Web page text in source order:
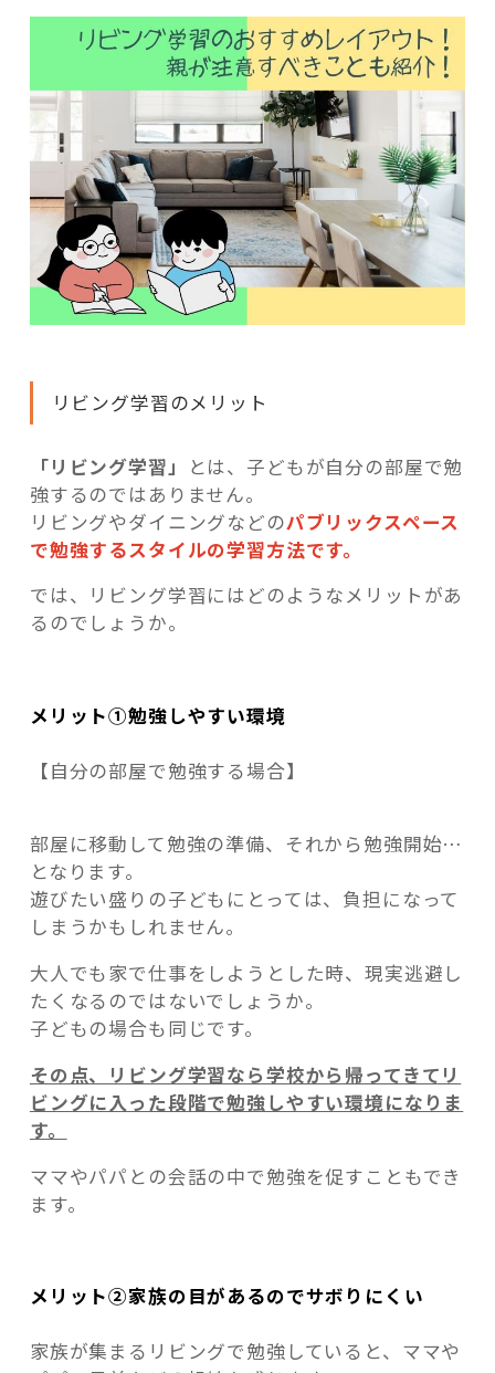
リビング学習のメリット
「リビング学習」
とは、子どもが自分の部屋で勉
強するのではありません。
リビングやダイニングなどのパブリックスペース
で勉強するスタイルの学習方法です。
では、リビング学習にはどのようなメリットがあ
るのでしょうか。
メリット①勉強しやすい環境
【自分の部屋で勉強する場合】
部屋に移動して勉強の準備、それから勉強開始…
となります。
遊びたい盛りの子どもにとっては、負担になって
しまうかもしれません。
大人でも家で仕事をしようとした時、現実逃避し
たくなるのではないでしょうか。
子どもの場合も同じです。
その点、リビング学習なら学校から帰ってきてリ
ビングに入った段階で勉強しやすい環境になりま
す。
ママやパパとの会話の中で勉強を促すこともでき
ます。
メリット②家族の目があるのでサボりにくい
家族が集まるリビングで勉強していると、ママや